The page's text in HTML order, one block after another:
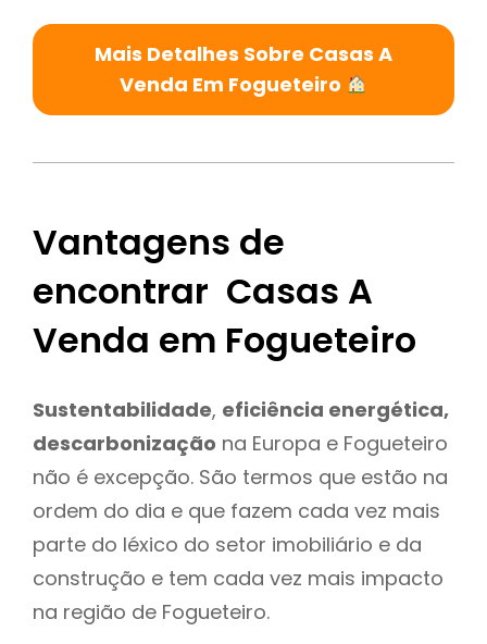
Mais Detalhes Sobre Casas A
Venda Em Fogueteiro
Vantagens de
encontrar Casas A
Venda em Fogueteiro
Sustentabilidade, eficiência energética,
descarbonização na Europa e Fogueteiro
não é excepção. São termos que estão na
ordem do dia e que fazem cada vez mais
parte do léxico do setor imobiliário e da
construção e tem cada vez mais impacto
na região de Fogueteiro.